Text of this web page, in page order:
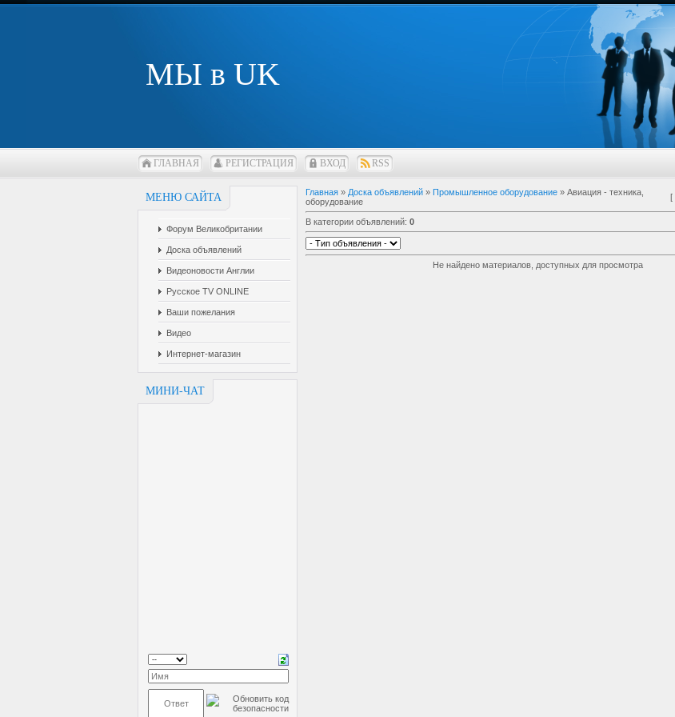
МЫ в UK
ГЛАВНАЯ РЕГИСТРАЦИЯ ВХОД RSS
МЕНЮ САЙТА
Форум Великобритании
Доска объявлений
Видеоновости Англии
Русское TV ONLINE
Ваши пожелания
Видео
Интернет-магазин
МИНИ-ЧАТ
Главная » Доска объявлений » Промышленное оборудование » Авиация - техника,
оборудование
[
В категории объявлений: 0
Не найдено материалов, доступных для просмотра